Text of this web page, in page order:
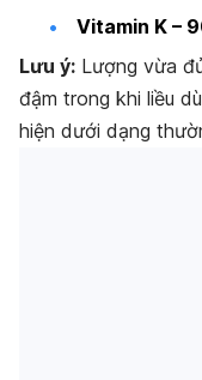
Vitamin K –
Lưu ý: Lượng vừa
đậm trong khi liều
hiện dưới dạng